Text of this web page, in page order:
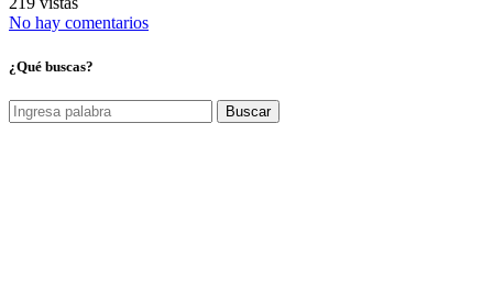
No hay comentarios
¿Qué buscas?
Buscar